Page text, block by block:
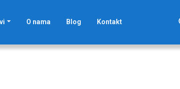
O nama Blog Kontakt